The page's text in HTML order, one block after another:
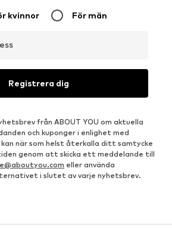
kvinnor För män
Registrera dig
från ABOUT YOU om aktuella
och kuponger i enlighet med
kan när som helst återkalla ditt samtycke
genom att skicka ett meddelande till
eller använda
i slutet av varje nyhetsbrev.